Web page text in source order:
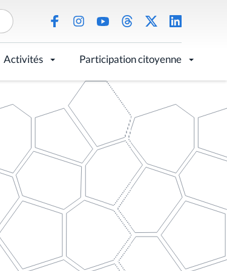
Activités Participation citoyenne